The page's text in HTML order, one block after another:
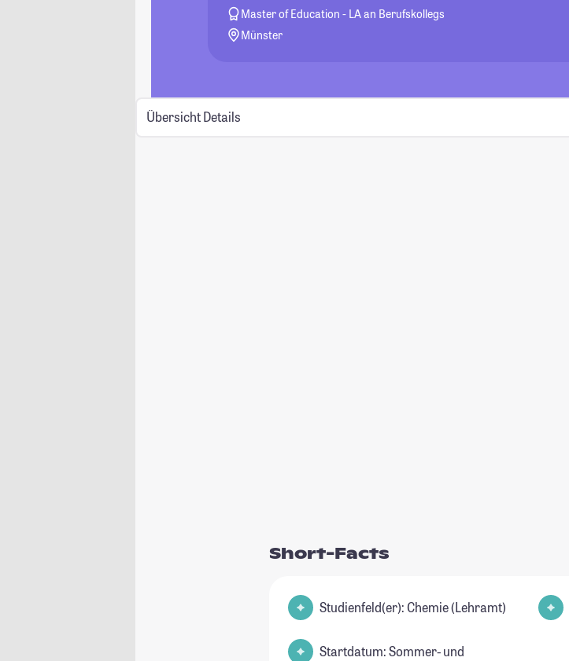
Master of Education - LA an Berufskollegs
Münster
Übersicht Details
Short-Facts
Studienfeld(er): Chemie (Lehramt)
Startdatum: Sommer- und